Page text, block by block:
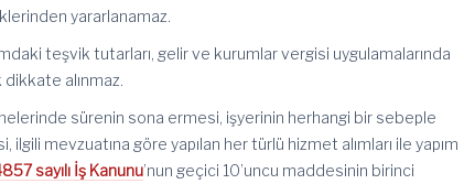
yararlanamaz.
teşvik tutarları, gelir ve kurumlar vergisi uygulamalarında
alınmaz.
sürenin sona ermesi, işyerinin herhangi bir sebeple
mevzuatına göre yapılan her türlü hizmet alımları ile yapım
sayılı İş Kanunu’nun geçici 10’uncu maddesinin birinci